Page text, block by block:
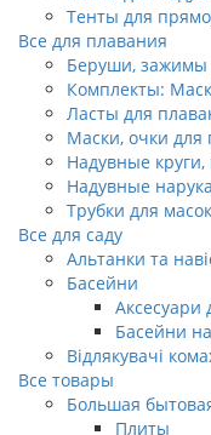
Тенты для
Все для плавания
Беруши, зажимы
Комплекты:
Ласты для
Маски, очки для
Надувные
Надувные
Трубки для масок
Все для саду
Альтанки та
Басейни
Аксесуари
Басейни
Відлякувачі
Все товары
Большая
Плиты